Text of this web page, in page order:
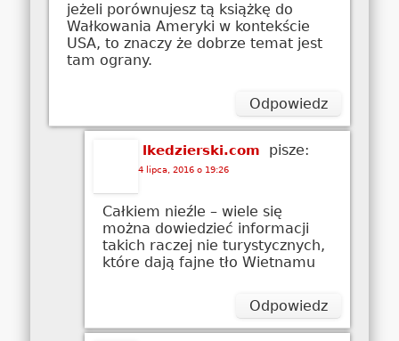
jeżeli porównujesz tą książkę do
Wałkowania Ameryki w kontekście
USA, to znaczy że dobrze temat jest
tam ograny.
Odpowiedz
lkedzierski.com pisze:
4 lipca, 2016 o 19:26
Całkiem nieźle – wiele się
można dowiedzieć informacji
takich raczej nie turystycznych,
które dają fajne tło Wietnamu
Odpowiedz